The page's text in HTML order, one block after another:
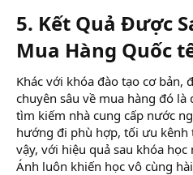
5. Kết Quả Được
Mua Hàng Quốc
Khác với khóa đào tạo cơ bản,
chuyên sâu về mua hàng đó
tìm kiếm nhà cung cấp nước
hướng đi phù hợp, tối ưu kênh
vậy, với hiệu quả sau khóa
Ánh luôn khiến học vô cùng